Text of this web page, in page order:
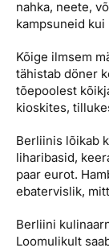
nahka, neete,
kampsuneid kui
Kõige ilmsem
tähistab döner
tõepoolest
kioskites,
Berliinis lõikab
liharibasid,
paar eurot.
ebatervislik,
Berliini
Loomulikult